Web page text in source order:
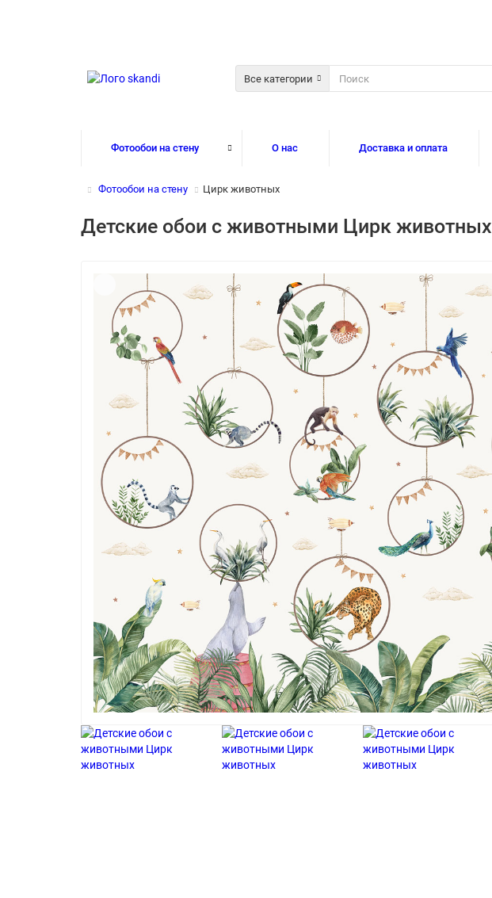
Все категории
Фотообои на стену О нас Доставка и оплата
Фотообои на стену Цирк животных
Детские обои с животными Цирк животных